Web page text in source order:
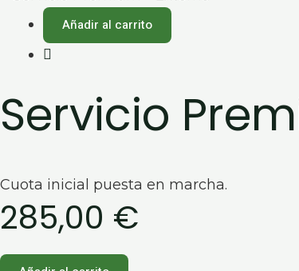
Añadir al carrito
Servicio
Cuota inicial puesta en marcha.
285,00 €